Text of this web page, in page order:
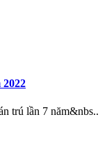
trú lần 7 năm&nbs..